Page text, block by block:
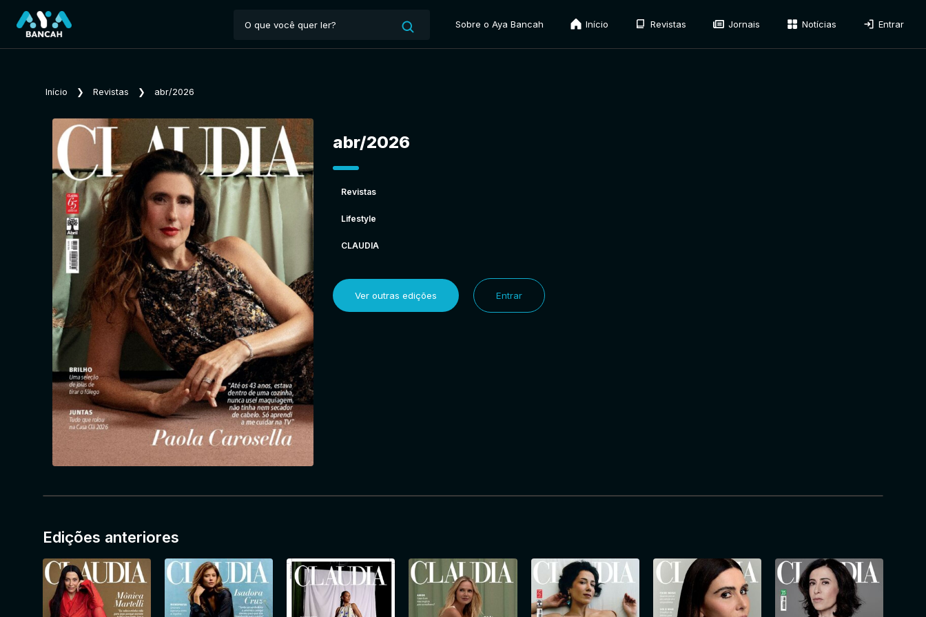
Sobre o Aya Bancah Início Revistas Jornais Notícias Entrar
Início ❯ Revistas ❯ abr/2026
abr/2026
Revistas
Lifestyle
CLAUDIA
Ver outras edições Entrar
Edições anteriores